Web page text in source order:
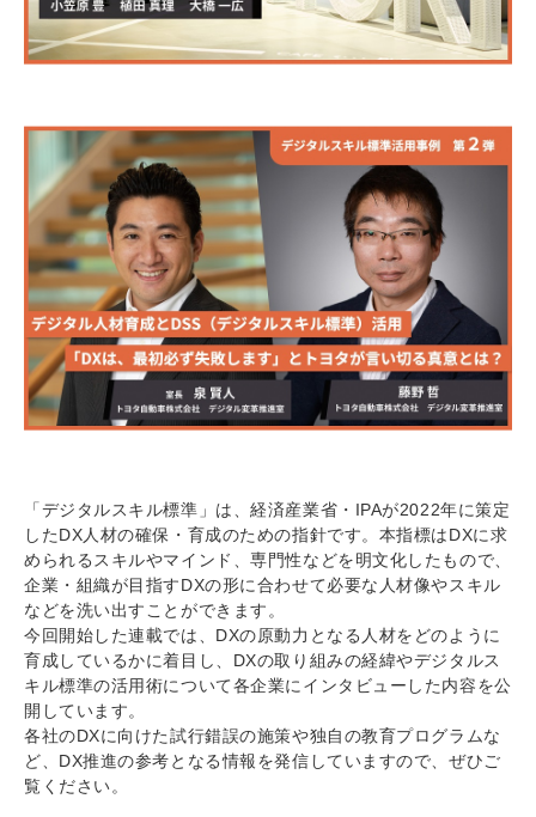
「デジタルスキル標準」は、経済産業省・IPAが2022年に策定
したDX人材の確保・育成のための指針です。本指標はDXに求
められるスキルやマインド、専門性などを明文化したもので、
企業・組織が目指すDXの形に合わせて必要な人材像やスキル
などを洗い出すことができます。
今回開始した連載では、DXの原動力となる人材をどのように
育成しているかに着目し、DXの取り組みの経緯やデジタルス
キル標準の活用術について各企業にインタビューした内容を公
開しています。
各社のDXに向けた試行錯誤の施策や独自の教育プログラムな
ど、DX推進の参考となる情報を発信していますので、ぜひご
覧ください。